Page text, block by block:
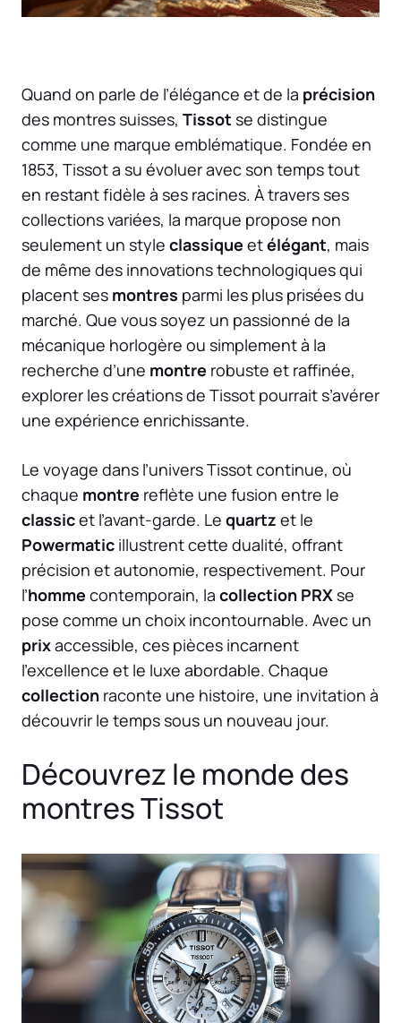
Quand on parle de l’élégance et de la précision
des montres suisses, Tissot se distingue
comme une marque emblématique. Fondée en
1853, Tissot a su évoluer avec son temps tout
en restant fidèle à ses racines. À travers ses
collections variées, la marque propose non
seulement un style classique etélégant, mais
de même des innovations technologiques qui
placent ses montres parmi les plus prisées du
marché. Que vous soyez un passionné de la
mécanique horlogère ou simplement à la
recherche d’une montre robuste et raffinée,
explorer les créations de Tissot pourrait s’avérer
une expérience enrichissante.
Le voyage dans l’univers Tissot continue, où
chaque montre reflète une fusion entre le
classicet l’avant-garde. Le quartz et le
Powermatic illustrent cette dualité, offrant
précision et autonomie, respectivement. Pour
l’homme contemporain, la collection PRXse
pose comme un choix incontournable. Avec un
prixaccessible, ces pièces incarnent
l’excellence et le luxe abordable. Chaque
collection raconte une histoire, une invitation à
découvrir le temps sous un nouveau jour.
Découvrez le monde des
montres Tissot